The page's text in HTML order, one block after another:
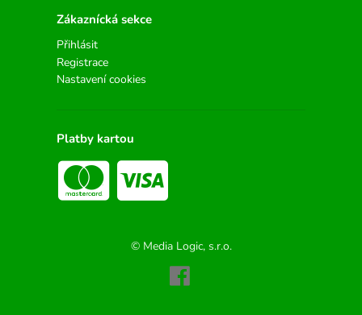
Zákaznícká sekce
Přihlásit
Registrace
Nastavení cookies
Platby kartou
© Media Logic, s.r.o.